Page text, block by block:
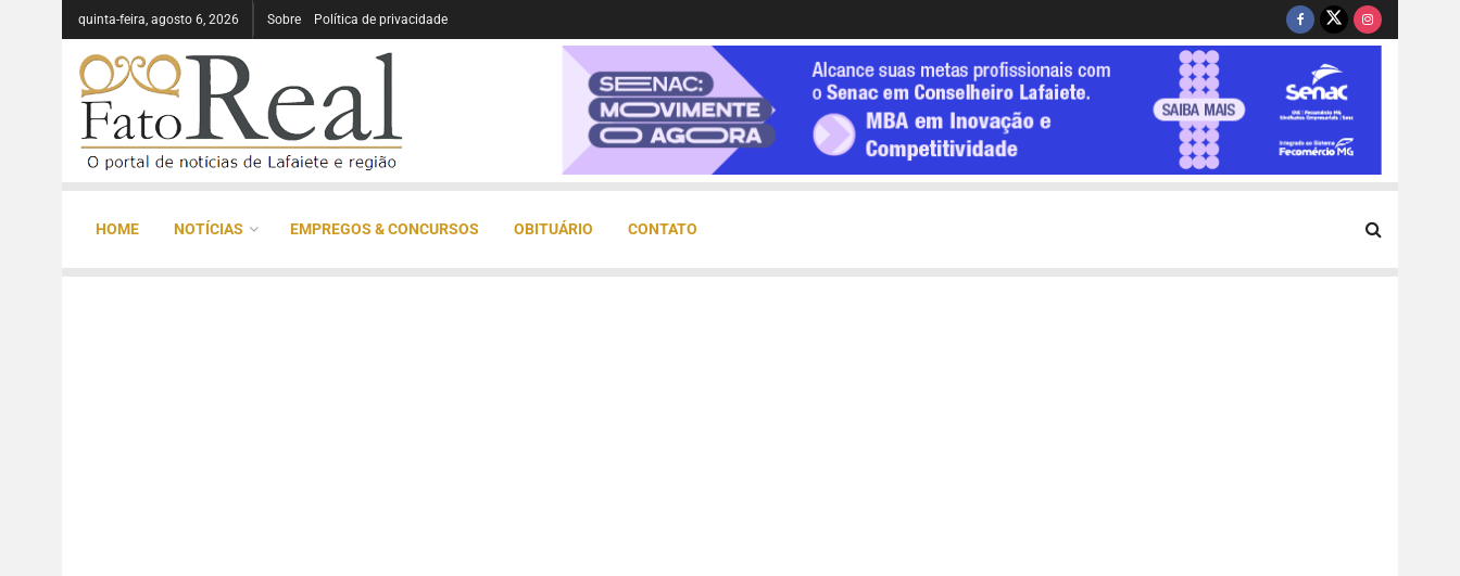
quinta-feira, agosto 6, 2026 Sobre Política de privacidade
HOME NOTÍCIAS EMPREGOS & CONCURSOS OBITUÁRIO CONTATO